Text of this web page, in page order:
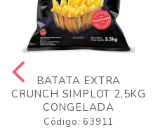
BATATA EXTRA
CRUNCH SIMPLOT 2,5KG
CONGELADA
Código: 63911